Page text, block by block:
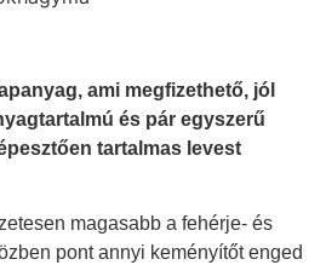
ami megfizethető, jól
és pár egyszerű
tartalmas levest
magasabb a fehérje- és
pont annyi keményítőt enged